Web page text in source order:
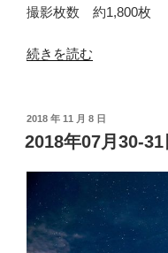
撮影枚数 約1,800枚
“2018
月
10-
日
う
し
続きを読む
投
稿
日:
2018 年 11 月 8 日
2018年07月30-